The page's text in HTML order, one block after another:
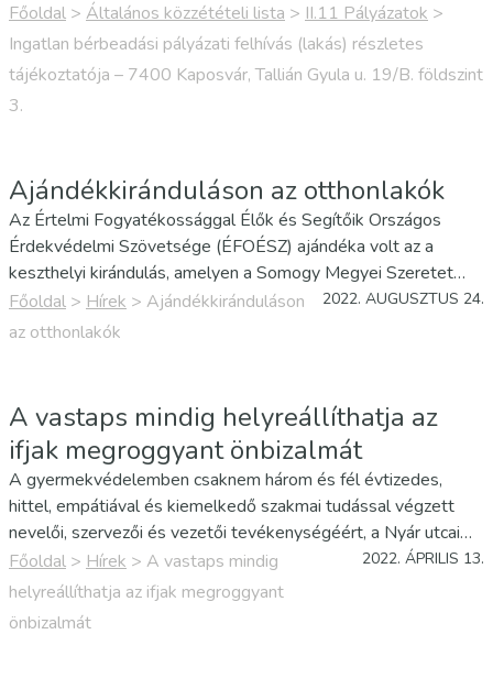
Főoldal > Általános közzétételi lista > II.11 Pályázatok >
Ingatlan bérbeadási pályázati felhívás (lakás) részletes
tájékoztatója – 7400 Kaposvár, Tallián Gyula u. 19/B. földszint
3.
Ajándékkiránduláson az otthonlakók
Az Értelmi Fogyatékossággal Élők és Segítőik Országos
Érdekvédelmi Szövetsége (ÉFOÉSZ) ajándéka volt az a
keszthelyi kirándulás, amelyen a Somogy Megyei Szeretet
Szociális Otthon lakói közül egy busznyian vettek részt.
Főoldal > Hírek > Ajándékkiránduláson
az otthonlakók
2022. AUGUSZTUS 24.
A vastaps mindig helyreállíthatja az
ifjak megroggyant önbizalmát
A gyermekvédelemben csaknem három és fél évtizedes,
hittel, empátiával és kiemelkedő szakmai tudással végzett
nevelői, szervezői és vezetői tevékenységéért, a Nyár utcai
Gyermek- és Utógondozó Otthon arculatának,
szellemiségének kialakításáért Magyar Ezüst Érdemkeresztet
kapott nemzeti ünnepünk…
Főoldal > Hírek > A vastaps mindig
helyreállíthatja az ifjak megroggyant
önbizalmát
2022. ÁPRILIS 13.